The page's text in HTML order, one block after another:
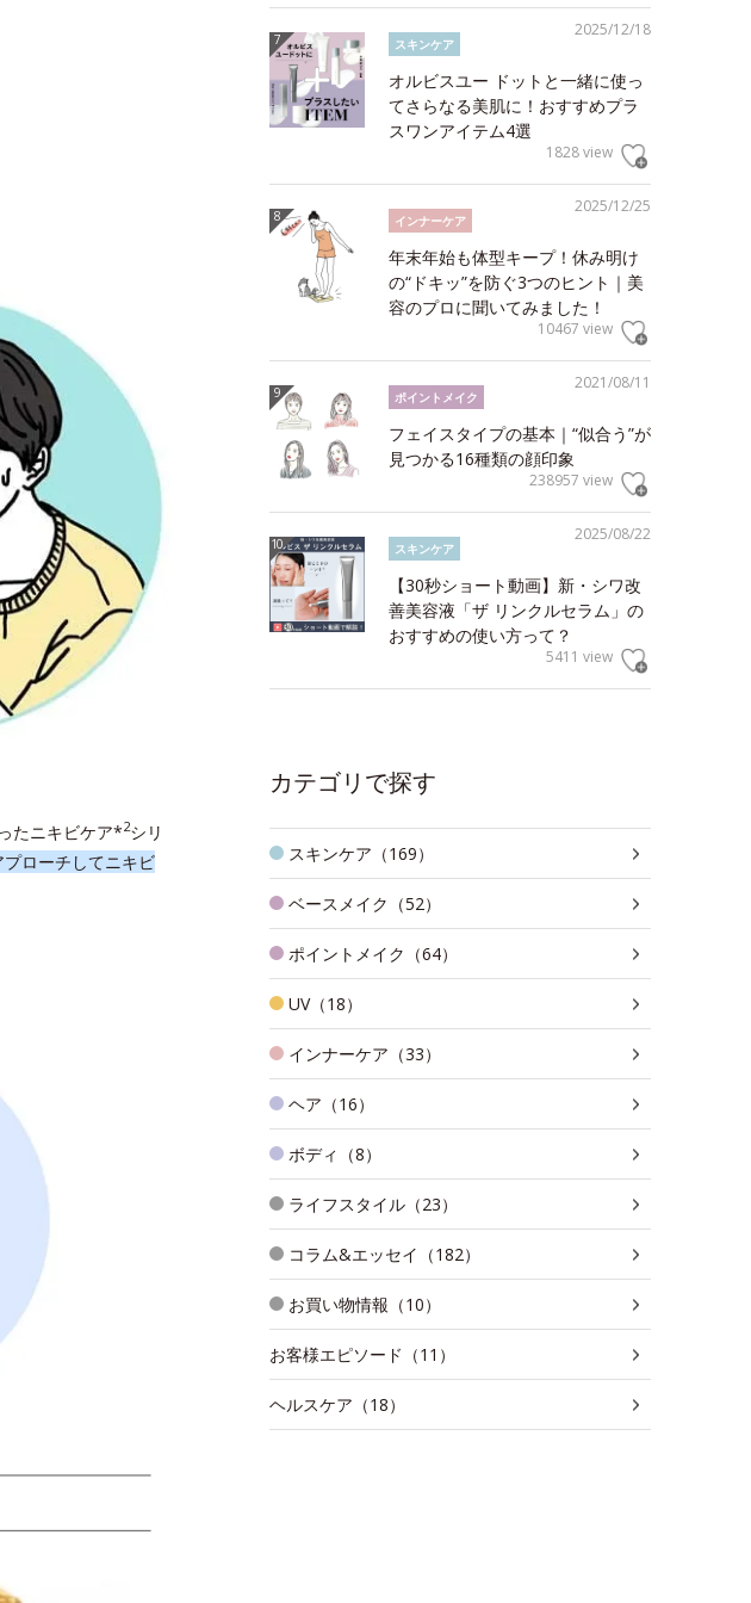
たニキビケア*2シリ
ローチしてニキビ
2025/12/18
スキンケア
オルビスユー ドットと一緒に使っ
てさらなる美肌に！おすすめプラ
スワンアイテム4選
1828 view
2025/12/25
インナーケア
年末年始も体型キープ！休み明け
の“ドキッ”を防ぐ3つのヒント｜美
容のプロに聞いてみました！
10467 view
2021/08/11
ポイントメイク
フェイスタイプの基本｜“似合う”が
見つかる16種類の顔印象
238957 view
2025/08/22
スキンケア
【30秒ショート動画】新・シワ改
善美容液「ザ リンクルセラム」の
おすすめの使い方って？
5411 view
カテゴリで探す
スキンケア（169）
ベースメイク（52）
ポイントメイク（64）
UV（18）
インナーケア（33）
ヘア（16）
ボディ（8）
ライフスタイル（23）
コラム&エッセイ（182）
お買い物情報（10）
お客様エピソード（11）
ヘルスケア（18）